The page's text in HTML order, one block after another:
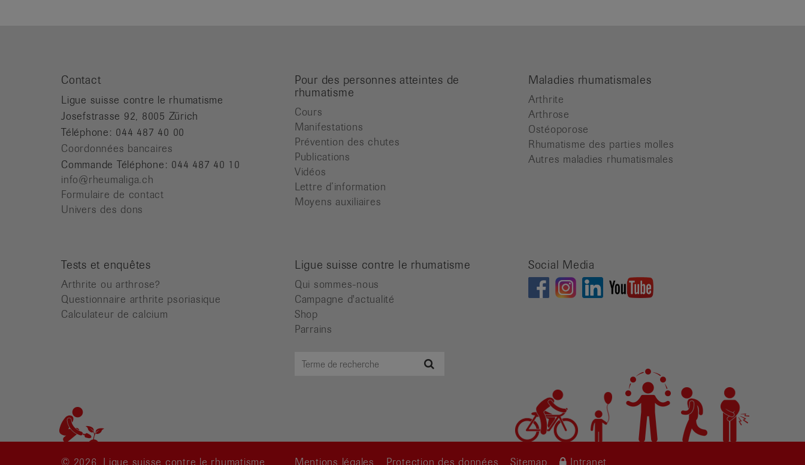
Contact
Ligue suisse contre le rhumatisme
Josefstrasse 92, 8005 Zürich
Téléphone: 044 487 40 00
Coordonnées bancaires
Commande Téléphone: 044 487 40 10
info@rheumaliga.ch
Formulaire de contact
Univers des dons
Pour des personnes atteintes de
rhumatisme
Cours
Manifestations
Prévention des chutes
Publications
Vidéos
Lettre d’information
Moyens auxiliaires
Maladies rhumatismales
Arthrite
Arthrose
Ostéoporose
Rhumatisme des parties molles
Autres maladies rhumatismales
Tests et enquêtes
Arthrite ou arthrose?
Questionnaire arthrite psoriasique
Calculateur de calcium
Ligue suisse contre le rhumatisme
Qui sommes-nous
Campagne d'actualité
Shop
Parrains
Terme
Social Media
© 2026, Ligue suisse contre le rhumatisme Mentions légales Protection des données Sitemap Intranet